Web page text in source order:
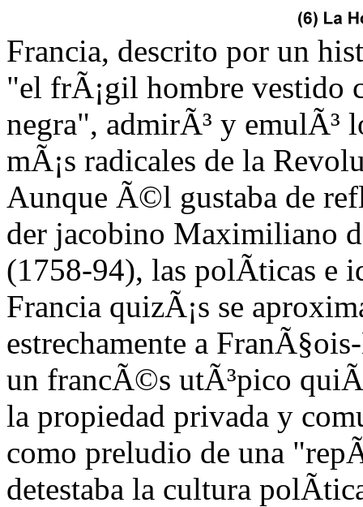
Francia, descrito por un
"el frÃ¡gil hombre vestido
negra", admirÃ³ y emulÃ³
mÃ¡s radicales de la
Aunque Ã©l gustaba de
der jacobino Maximiliano
(1758-94), las polÃ­ticas e
Francia quizÃ¡s se
estrechamente a
un francÃ©s utÃ³pico
la propiedad privada y
como preludio de una
detestaba la cultura